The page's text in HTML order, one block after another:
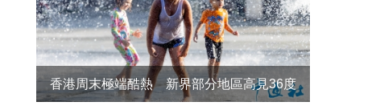
香港周末極端酷熱 新界部分地區高見36度